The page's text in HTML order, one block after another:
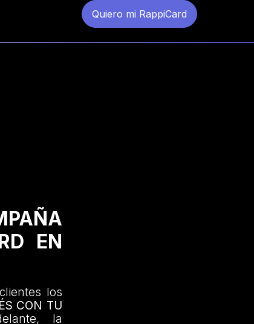
Quiero mi RappiCard
EN
los
CON TU
la